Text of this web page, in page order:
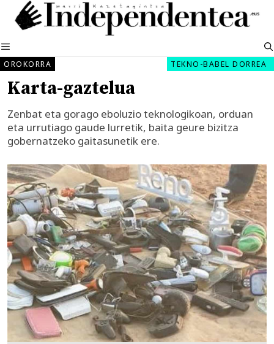
Edukira
salto
MENUA
OROKORRA TEKNO-BABEL DORREA
Karta-gaztelua
Zenbat eta gorago eboluzio teknologikoan, orduan
eta urrutiago gaude lurretik, baita geure bizitza
gobernatzeko gaitasunetik ere.